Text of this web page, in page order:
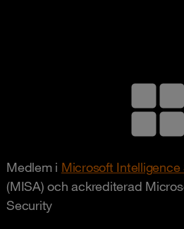
Medlem i Microsoft
(MISA) och ackrediterad
Security